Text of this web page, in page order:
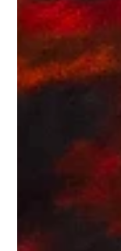
Buoni
la
la mancata
"AA3" e la
impediscono la
violazione degli